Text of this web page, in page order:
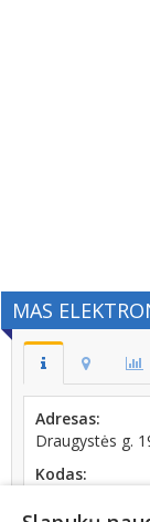
MAS
Adresas:
Draugystės g.
Kodas: